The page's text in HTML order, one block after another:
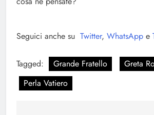
Seguici anche su Twitter, WhatsApp e
Tagged: Grande Fratello
Greta
Perla Vatiero